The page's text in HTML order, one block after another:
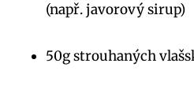
(např. javorový sirup)
50g strouhaných